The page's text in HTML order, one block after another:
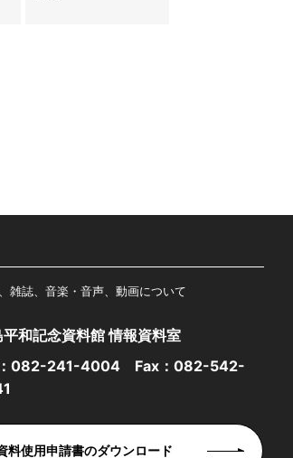
雑誌、音楽・音声、動画について
平和記念資料館 情報資料室
082-241-4004 Fax：082-542-
料使用申請書のダウンロード